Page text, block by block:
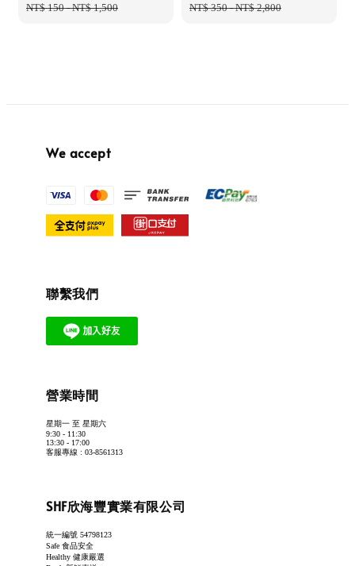
price
NT$ 150-NT$ 1,500
price
NT$ 350-NT$ 2,800
We accept
聯繫我們
營業時間
星期一 至 星期六
9:30 - 11:30
13:30 - 17:00
客服專線 : 03-8561313
SHF欣海豐實業有限公司
統一編號 54798123
Safe 食品安全
Healthy 健康嚴選